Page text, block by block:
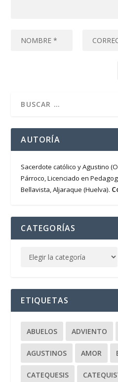
AUTORÍA
Sacerdote católico y Agustino
Párroco, Licenciado en
Bellavista, Aljaraque (Huelva).
CATEGORÍAS
ETIQUETAS
ABUELOS ADVIENTO
AGUSTINOS AMOR
CATEQUESIS